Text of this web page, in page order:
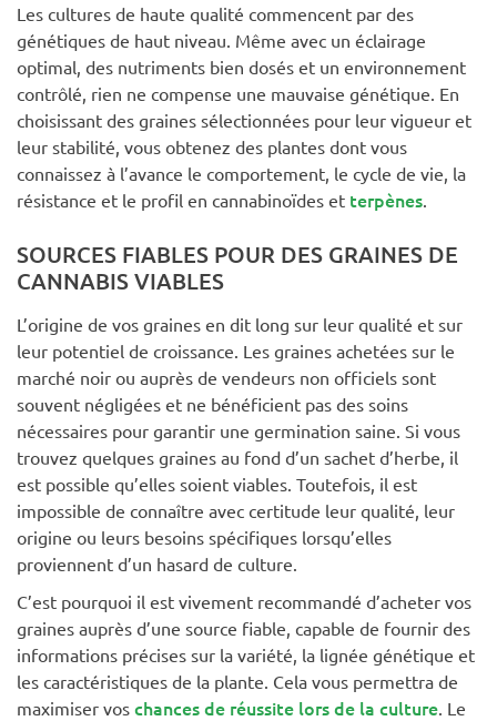
Les cultures de haute qualité commencent par des
génétiques de haut niveau. Même avec un éclairage
optimal, des nutriments bien dosés et un environnement
contrôlé, rien ne compense une mauvaise génétique. En
choisissant des graines sélectionnées pour leur vigueur et
leur stabilité, vous obtenez des plantes dont vous
connaissez à l’avance le comportement, le cycle de vie, la
résistance et le profil en cannabinoïdes et terpènes
SOURCES FIABLES POUR DES GRAINES DE
CANNABIS VIABLES
L’origine de vos graines en dit long sur leur qualité et sur
leur potentiel de croissance. Les graines achetées sur le
marché noir ou auprès de vendeurs non officiels sont
souvent négligées et ne bénéficient pas des soins
nécessaires pour garantir une germination saine. Si vous
trouvez quelques graines au fond d’un sachet d’herbe, il
est possible qu’elles soient viables. Toutefois, il est
impossible de connaître avec certitude leur qualité, leur
origine ou leurs besoins spécifiques lorsqu’elles
proviennent d’un hasard de culture.
C’est pourquoi il est vivement recommandé d’acheter vos
graines auprès d’une source fiable, capable de fournir des
informations précises sur la variété, la lignée génétique et
les caractéristiques de la plante. Cela vous permettra de
maximiser vos chances de réussite lors de la culture . Le